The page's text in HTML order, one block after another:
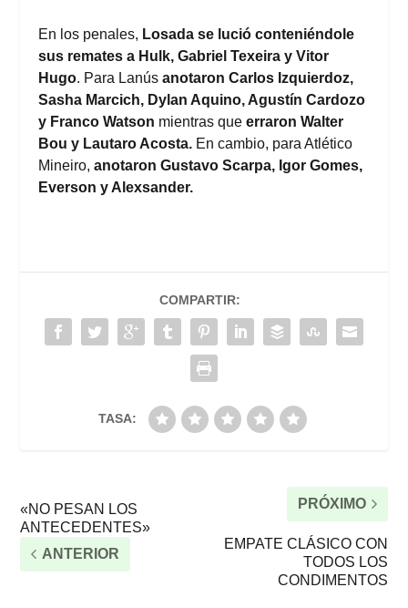
En los penales, Losada se lució conteniéndole
sus remates a Hulk, Gabriel Texeira y Vitor
Hugo. Para Lanús anotaron Carlos Izquierdoz,
Sasha Marcich, Dylan Aquino, Agustín Cardozo
y Franco Watson mientras que erraron Walter
Bou y Lautaro Acosta. En cambio, para Atlético
Mineiro,anotaron Gustavo Scarpa, Igor Gomes,
Everson y Alexsander.
COMPARTIR:
TASA:
«NO PESAN LOS
ANTECEDENTES»
ANTERIOR
PRÓXIMO
EMPATE CLÁSICO CON
TODOS LOS
CONDIMENTOS